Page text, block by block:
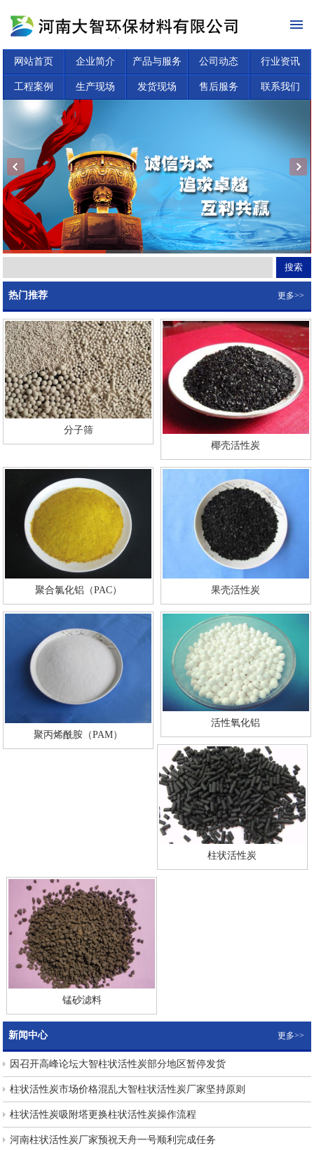
网站首页 企业简介 产品与服务 公司动态 行业资讯
工程案例 生产现场 发货现场 售后服务 联系我们
热门推荐 更多>>
分子筛
椰壳活性炭
聚合氯化铝（PAC） 果壳活性炭
聚丙烯酰胺（PAM）
活性氧化铝
柱状活性炭
锰砂滤料
新闻中心 更多>>
因召开高峰论坛大智柱状活性炭部分地区暂停发货
柱状活性炭市场价格混乱大智柱状活性炭厂家坚持原则
柱状活性炭吸附塔更换柱状活性炭操作流程
河南柱状活性炭厂家预祝天舟一号顺利完成任务